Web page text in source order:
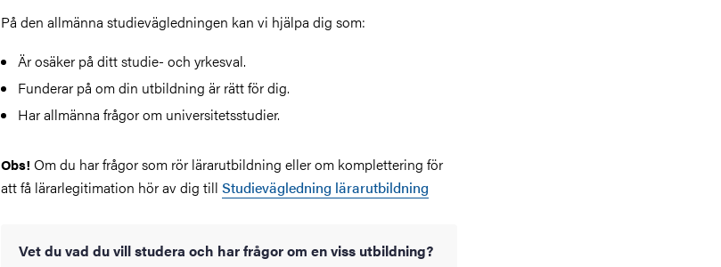
På den allmänna studievägledningen kan vi hjälpa dig som:
Är osäker på ditt studie- och yrkesval.
Funderar på om din utbildning är rätt för dig.
Har allmänna frågor om universitetsstudier.
Obs! Om du har frågor som rör lärarutbildning eller om komplettering för
att få lärarlegitimation hör av dig till Studievägledning lärarutbildning
Vet du vad du vill studera och har frågor om en viss utbildning?